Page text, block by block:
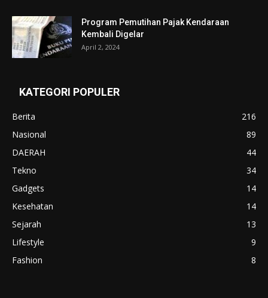
Program Pemutihan Pajak Kendaraan
Kembali Digelar
April 2, 2024
KATEGORI POPULER
Berita
216
Nasional
89
DAERAH
44
Tekno
34
Gadgets
14
Kesehatan
14
Sejarah
13
Lifestyle
9
Fashion
8